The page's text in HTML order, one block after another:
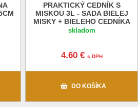
PRAKTICKÝ CEDNÍK S
MISKOU 3L - SADA BIELEJ
MISKY + BIELEHO CEDNÍKA
skladom
4.60 € s DPH
DO KOŠÍKA